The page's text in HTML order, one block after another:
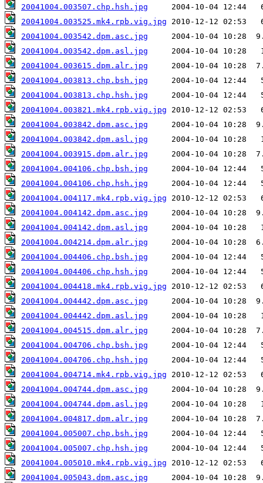
20041004.003507.chp.hsh.jpg
20041004.003525.mk4.rpb.vig.jpg
20041004.003542.dpm.asc.jpg
20041004.003542.dpm.asl.jpg
20041004.003615.dpm.alr.jpg
20041004.003813.chp.bsh.jpg
20041004.003813.chp.hsh.jpg
20041004.003821.mk4.rpb.vig.jpg
20041004.003842.dpm.asc.jpg
20041004.003842.dpm.asl.jpg
20041004.003915.dpm.alr.jpg
20041004.004106.chp.bsh.jpg
20041004.004106.chp.hsh.jpg
20041004.004117.mk4.rpb.vig.jpg
20041004.004142.dpm.asc.jpg
20041004.004142.dpm.asl.jpg
20041004.004214.dpm.alr.jpg
20041004.004406.chp.bsh.jpg
20041004.004406.chp.hsh.jpg
20041004.004418.mk4.rpb.vig.jpg
20041004.004442.dpm.asc.jpg
20041004.004442.dpm.asl.jpg
20041004.004515.dpm.alr.jpg
20041004.004706.chp.bsh.jpg
20041004.004706.chp.hsh.jpg
20041004.004714.mk4.rpb.vig.jpg
20041004.004744.dpm.asc.jpg
20041004.004744.dpm.asl.jpg
20041004.004817.dpm.alr.jpg
20041004.005007.chp.bsh.jpg
20041004.005007.chp.hsh.jpg
20041004.005010.mk4.rpb.vig.jpg
20041004.005043.dpm.asc.jpg